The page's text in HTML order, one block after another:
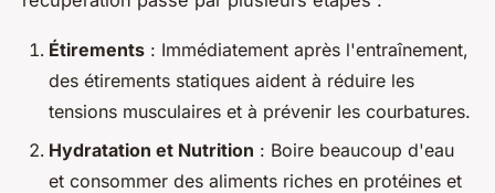
Étirements : Immédiatement après l'entraînement,
des étirements statiques aident à réduire les
tensions musculaires et à prévenir les courbatures.
Hydratation et Nutrition : Boire beaucoup d'eau
et consommer des aliments riches en protéines et